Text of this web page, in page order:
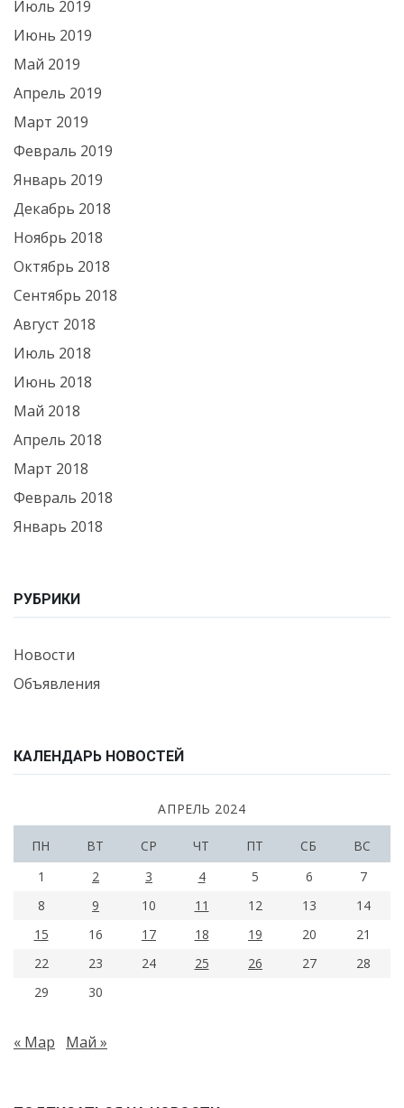
Июль 2019
Июнь 2019
Май 2019
Апрель 2019
Март 2019
Февраль 2019
Январь 2019
Декабрь 2018
Ноябрь 2018
Октябрь 2018
Сентябрь 2018
Август 2018
Июль 2018
Июнь 2018
Май 2018
Апрель 2018
Март 2018
Февраль 2018
Январь 2018
РУБРИКИ
Новости
Объявления
КАЛЕНДАРЬ НОВОСТЕЙ
АПРЕЛЬ 2024
ПН ВТ СР ЧТ ПТ СБ
ВС
1
2 3 4 5 6
7
8
9 10 11 12 13
14
15
16 17 18 19 20
21
22
23 24 25 26 27
28
29
30
« Мар Май »